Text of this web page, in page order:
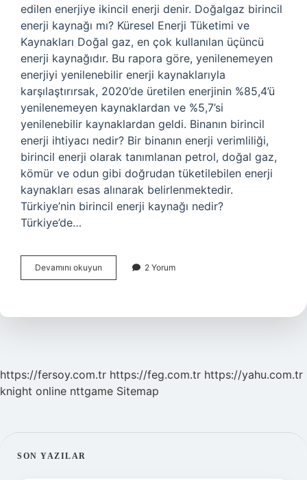
edilen enerjiye ikincil enerji denir. Doğalgaz birincil
enerji kaynağı mı? Küresel Enerji Tüketimi ve
Kaynakları Doğal gaz, en çok kullanılan üçüncü
enerji kaynağıdır. Bu rapora göre, yenilenemeyen
enerjiyi yenilenebilir enerji kaynaklarıyla
karşılaştırırsak, 2020’de üretilen enerjinin %85,4’ü
yenilenemeyen kaynaklardan ve %5,7’si
yenilenebilir kaynaklardan geldi. Binanın birincil
enerji ihtiyacı nedir? Bir binanın enerji verimliliği,
birincil enerji olarak tanımlanan petrol, doğal gaz,
kömür ve odun gibi doğrudan tüketilebilen enerji
kaynakları esas alınarak belirlenmektedir.
Türkiye’nin birincil enerji kaynağı nedir?
Türkiye’de…
Devamını okuyun
Enerji
2 Yorum
https://fersoy.com.tr https://feg.com.tr https://yahu.com.tr
knight online nttgame Sitemap
SIDEBAR
SON YAZILAR